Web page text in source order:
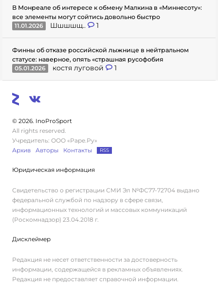
В Монреале об интересе к обмену Малкина в «Миннесоту»:
все элементы могут сойтись довольно быстро
11.01.2026
Шшшшщ.. 1
Финны об отказе российской лыжнице в нейтральном
статусе: наверное, опять «страшная русофобия
05.01.2026
костя луговой 1
© 2026. InoProSport
All rights reserved.
Учредитель: ООО «Раре.Ру»
Архив
Авторы Контакты RSS
Юридическая информация
Свидетельство о регистрации СМИ Эл №ФС77-72704 выдано
федеральной службой по надзору в сфере связи,
информационных технологий и массовых коммуникаций
(Роскомнадзор) 23.04.2018 г.
Дисклеймер
Редакция не несет ответственности за достоверность
информации, содержащейся в рекламных объявлениях.
Редакция не предоставляет справочной информации.